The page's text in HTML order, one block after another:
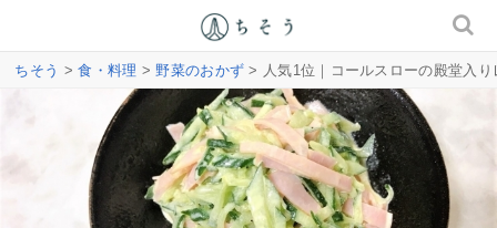
ちそう >食・料理 >野菜のおかず > 人気1位｜コールスローの殿堂入